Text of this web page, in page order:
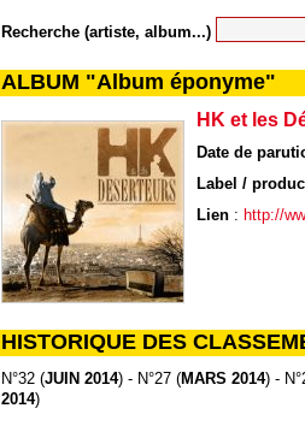
Recherche (artiste, album...)
ALBUM "Album éponyme"
HK et les
Date de
Label /
Lien: http://
HISTORIQUE DES
N°32 (JUIN 2014) - N°27 (MARS 2014) -
2014)